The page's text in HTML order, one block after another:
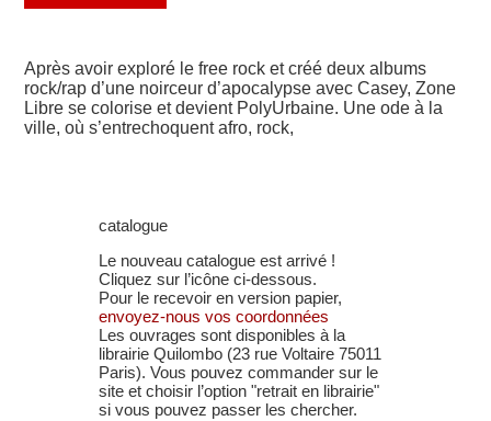
Après avoir exploré le free rock et créé deux albums
rock/rap d’une noirceur d’apocalypse avec Casey, Zone
Libre se colorise et devient PolyUrbaine. Une ode à la
ville, où s’entrechoquent afro, rock,
catalogue
Le nouveau catalogue est arrivé !
Cliquez sur l’icône ci-dessous.
Pour le recevoir en version papier,
envoyez-nous vos coordonnées
Les ouvrages sont disponibles à la
librairie Quilombo (23 rue Voltaire 75011
Paris). Vous pouvez commander sur le
site et choisir l’option "retrait en librairie"
si vous pouvez passer les chercher.